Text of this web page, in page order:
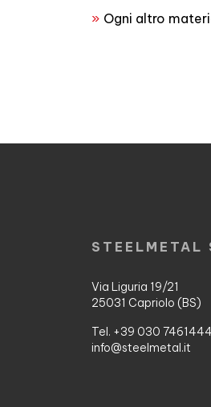
Ogni altro
STEELMETAL
Via Liguria 19/21
25031 Capriolo (BS)
Tel. +39 030 7461444
info@steelmetal.it